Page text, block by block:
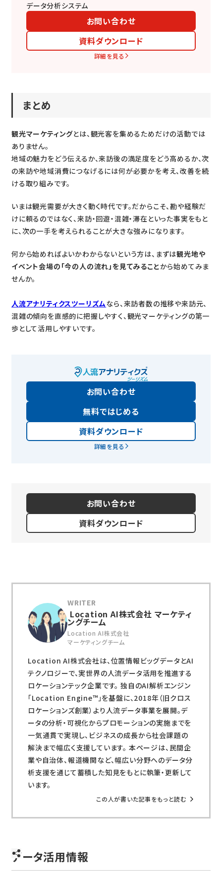
データ分析システム
お問い合わせ
資料ダウンロード
詳細を見る
まとめ
観光マーケティングとは、観光客を集めるためだけの活動では
ありません。
地域の魅力をどう伝えるか、来訪後の満足度をどう高めるか、次
の来訪や地域消費につなげるには何が必要かを考え、改善を続
ける取り組みです。
いまは観光需要が大きく動く時代です。だからこそ、勘や経験だ
けに頼るのではなく、来訪・回遊・混雑・滞在といった事実をもと
に、次の一手を考えられることが大きな強みになります。
何から始めればよいかわからないという方は、まずは観光地や
イベント会場の「今の人の流れ」を見てみることから始めてみま
せんか。
人流アナリティクスツーリズムなら、来訪者数の推移や来訪元、
混雑の傾向を直感的に把握しやすく、観光マーケティングの第一
歩として活用しやすいです。
お問い合わせ
無料ではじめる
資料ダウンロード
詳細を見る
お問い合わせ
資料ダウンロード
Location AI株式会社 マーケティ
ングチーム
Location AI株式会社
マーケティングチーム
Location AI株式会社は、位置情報ビッグデータとAI
テクノロジーで、実世界の人流データ活用を推進する
ロケーションテック企業です。 独自のAI解析エンジン
「Location Engine™」を基盤に、2018年（旧クロス
ロケーションズ創業）より人流データ事業を展開。デ
ータの分析・可視化からプロモーションの実施までを
一気通貫で実現し、ビジネスの成長から社会課題の
解決まで幅広く支援しています。 本ページは、民間企
業や自治体、報道機関など、幅広い分野へのデータ分
析支援を通じて蓄積した知見をもとに執筆・更新して
います。
この人が書いた記事をもっと読む
データ活用情報